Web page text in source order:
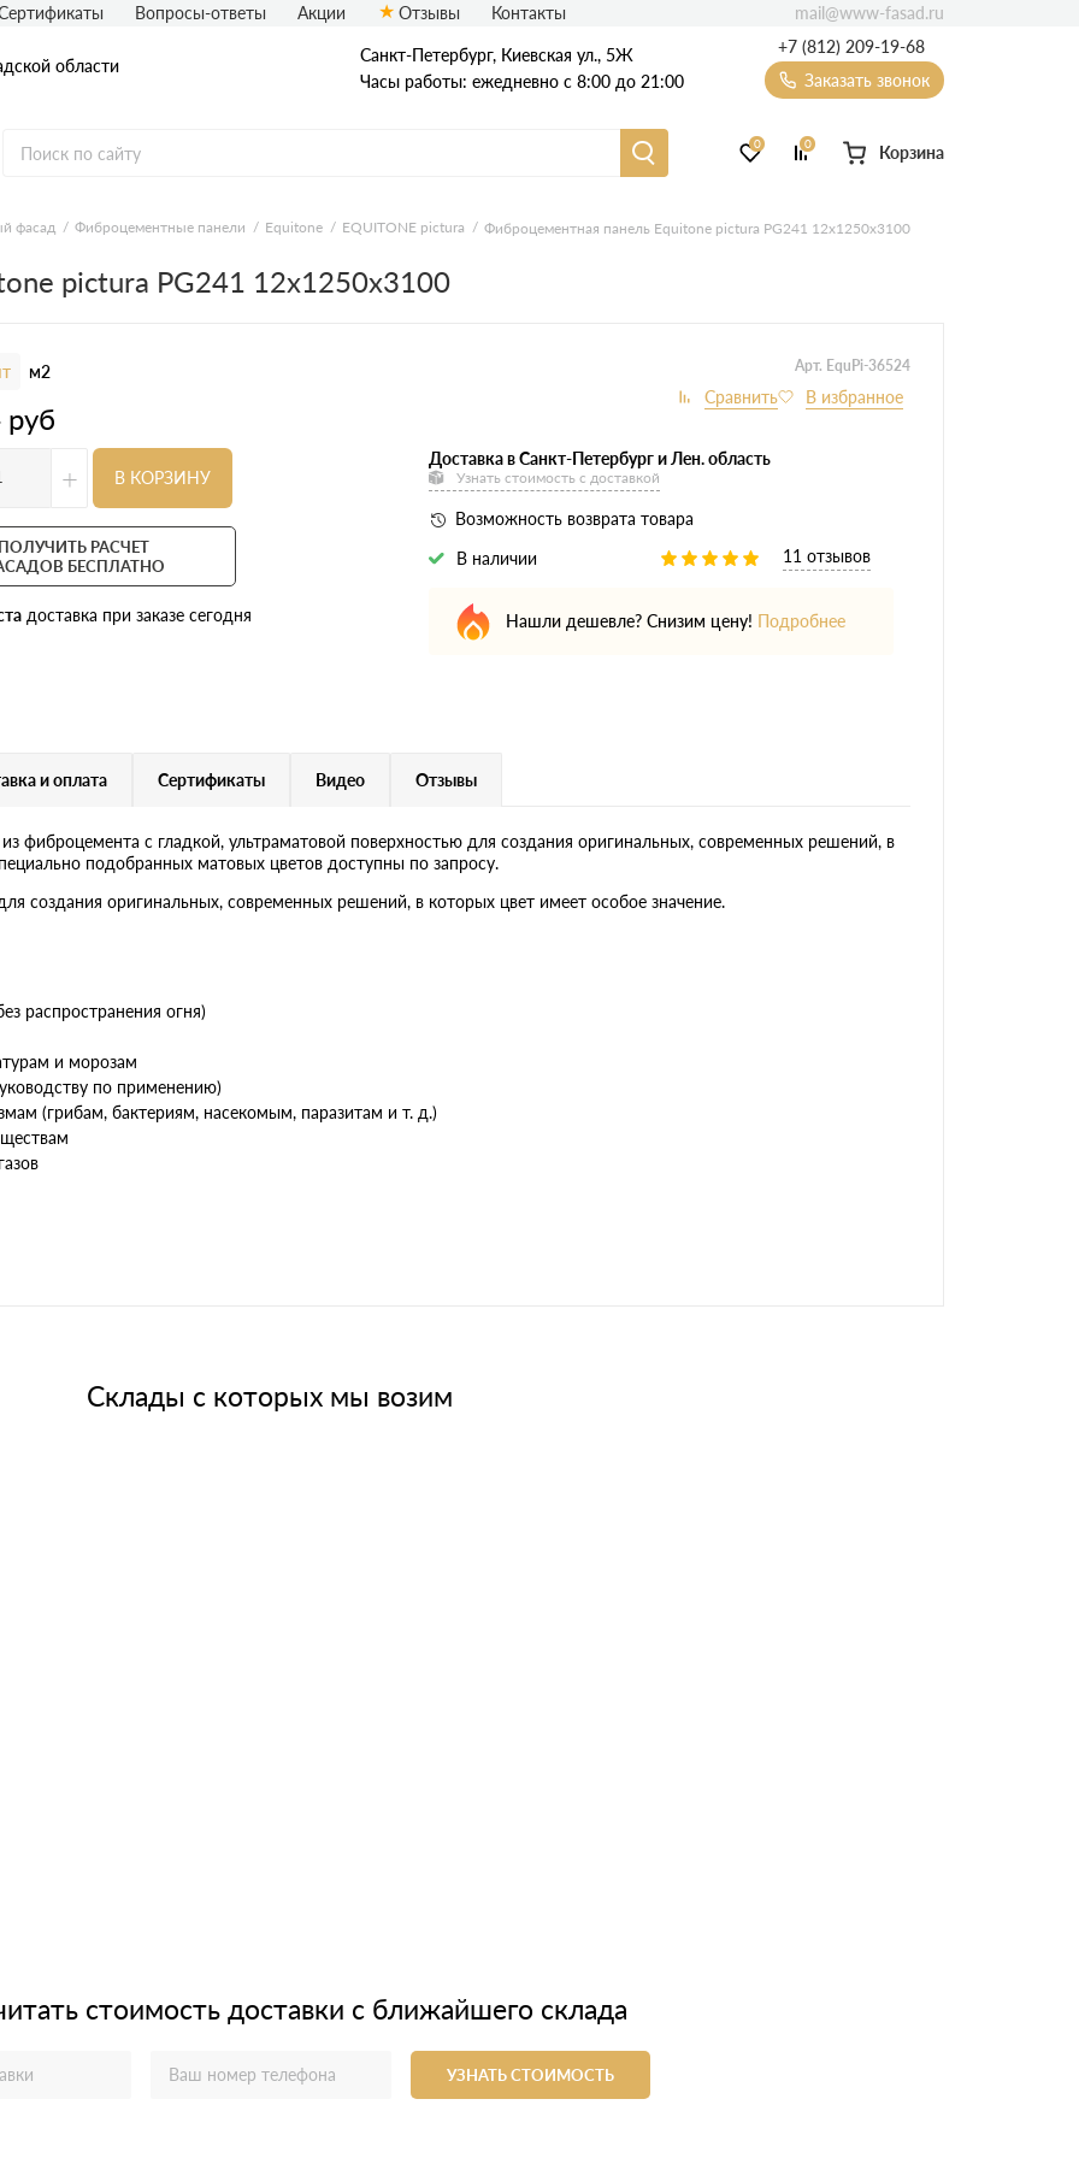
области
Санкт-Петербург, ​Киевская ул., 5Ж
Часы работы: ежедневно с 8:00 до 21:00
+7 (812) 209-19-68
Заказать звонок
сайдинг Вспененный сайдинг Фиброцементный сайдинг
сайдинг Софиты
0 0 Корзина
Вопросы-ответы Акции Отзывы Контакты mail@www-fasad.ru
фасад Фиброцементные панели Equitone EQUITONE pictura Фиброцементная панель Equitone pictura PG241 12х1250х3100
pictura PG241 12х1250х3100
м2
руб
Арт. EquPi-36524
+ В КОРЗИНУ
РАСЧЕТ
БЕСПЛАТНО
доставка при заказе сегодня
Доставка в Санкт-Петербург и Лен. область
Узнать стоимость с доставкой
Возможность возврата товара
В наличии
11 отзывов
Нашли дешевле? Снизим цену! Подробнее
и оплата Сертификаты Видео Отзывы
фиброцемента с гладкой, ультраматовой поверхностью для создания оригинальных, современных решений, в
подобранных матовых цветов доступны по запросу.
создания оригинальных, современных решений, в которых цвет имеет особое значение.
распространения огня)
и морозам
по применению)
(грибам, бактериям, насекомым, паразитам и т. д.)
Склады с которых мы возим
стоимость доставки с ближайшего склада
УЗНАТЬ СТОИМОСТЬ